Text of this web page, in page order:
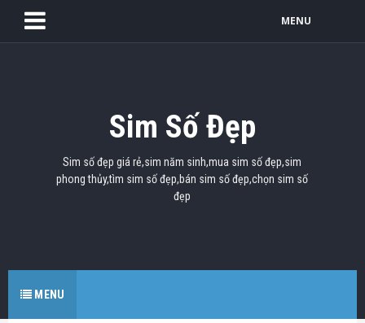
MENU
Sim Số Đẹp
Sim số đẹp giá rẻ,sim năm sinh,mua sim số đẹp,sim
phong thủy,tìm sim số đẹp,bán sim số đẹp,chọn sim số
đẹp
MENU